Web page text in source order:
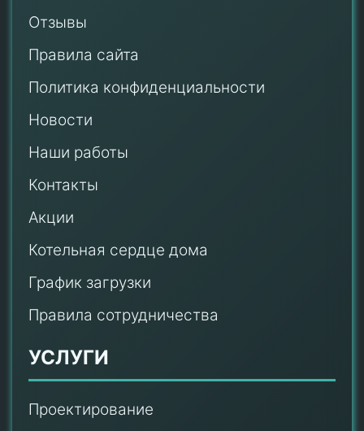
Отзывы
Правила сайта
Политика конфиденциальности
Новости
Наши работы
Контакты
Акции
Котельная сердце дома
График загрузки
Правила сотрудничества
УСЛУГИ
Проектирование